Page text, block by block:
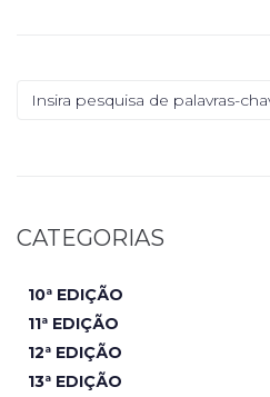
CATEGORIAS
10ª EDIÇÃO
11ª EDIÇÃO
12ª EDIÇÃO
13ª EDIÇÃO